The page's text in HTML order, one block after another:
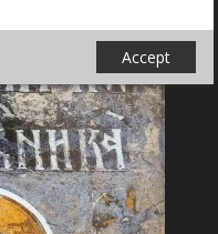
Accept